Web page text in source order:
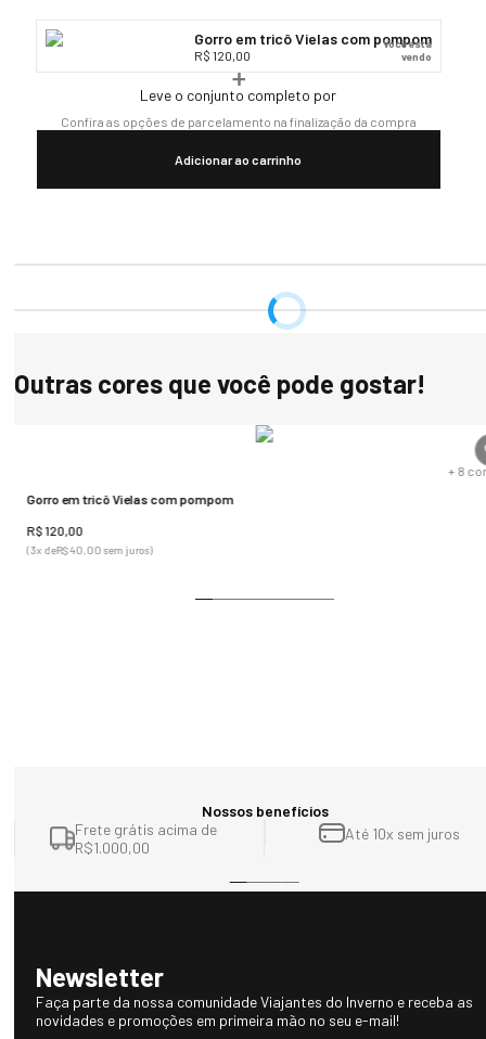
Tamanho: Único
Gênero: Feminino
Composição: 100% acrílico
Você está
vendo
Gorro em tricô Vielas com pompom
R$ 120,00
Leve o conjunto completo por
Confira as opções de parcelamento na finalização da compra
Adicionar ao carrinho
Outras cores que você pode gostar!
+ 8
Gorro em tricô Vielas com pompom
R$120,00
(3x deR$40 00sem juros)
Nossos benefícios
Frete grátis acima de
R$1.000,00
Até 10x sem juros
Newsletter
Faça parte da nossa comunidade Viajantes do Inverno e receba as
novidades e promoções em primeira mão no seu e-mail!